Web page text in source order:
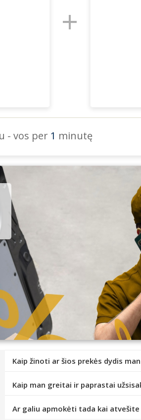
+
- vos per 1 minutę
Kaip žinoti ar šios prekės dydis
Kaip man greitai ir paprastai
Ar galiu apmokėti tada kai atvešite